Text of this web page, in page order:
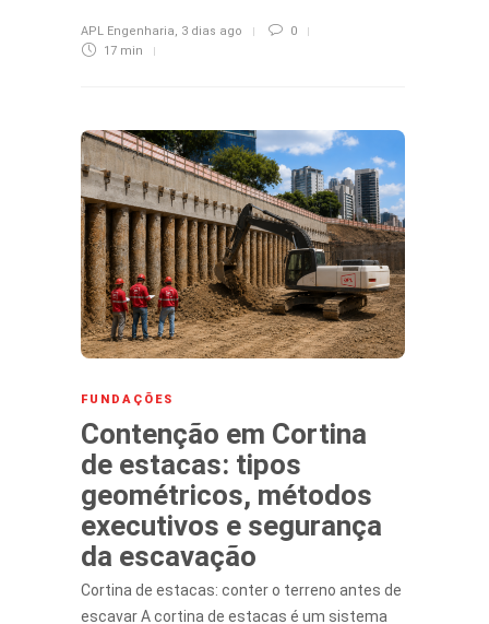
APL Engenharia, 3 dias ago
0
17 min
FUNDAÇÕES
Contenção em Cortina
de estacas: tipos
geométricos, métodos
executivos e segurança
da escavação
Cortina de estacas: conter o terreno antes de
escavar A cortina de estacas é um sistema